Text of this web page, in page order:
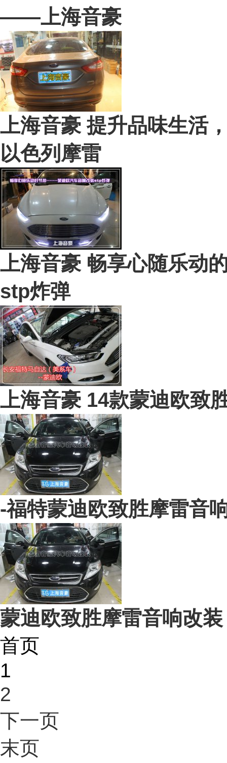
——上海音豪
上海音豪 提升品味生活
以色列摩雷
上海音豪 畅享心随乐动
stp炸弹
上海音豪 14款蒙迪欧致
-福特蒙迪欧致胜摩雷音
蒙迪欧致胜摩雷音响改
首页
1
2
下一页
末页